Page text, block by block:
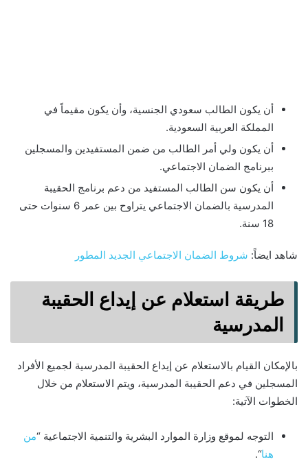
أن يكون الطالب سعودي الجنسية، وأن يكون مقيماً في
المملكة العربية السعودية.
أن يكون ولي أمر الطالب من ضمن المستفيدين والمسجلين
ببرنامج الضمان الاجتماعي.
أن يكون سن الطالب المستفيد من دعم برنامج الحقيبة
المدرسية بالضمان الاجتماعي يتراوح بين عمر 6 سنوات حتى
18 سنة.
شاهد ايضاً: شروط الضمان الاجتماعي الجديد المطور
طريقة استعلام عن إيداع الحقيبة
المدرسية
بالإمكان القيام بالاستعلام عن إيداع الحقيبة المدرسية لجميع الأفراد
المسجلين في دعم الحقيبة المدرسية، ويتم الاستعلام من خلال
الخطوات الآتية:
التوجه لموقع وزارة الموارد البشرية والتنمية الاجتماعية “من
هنا“.